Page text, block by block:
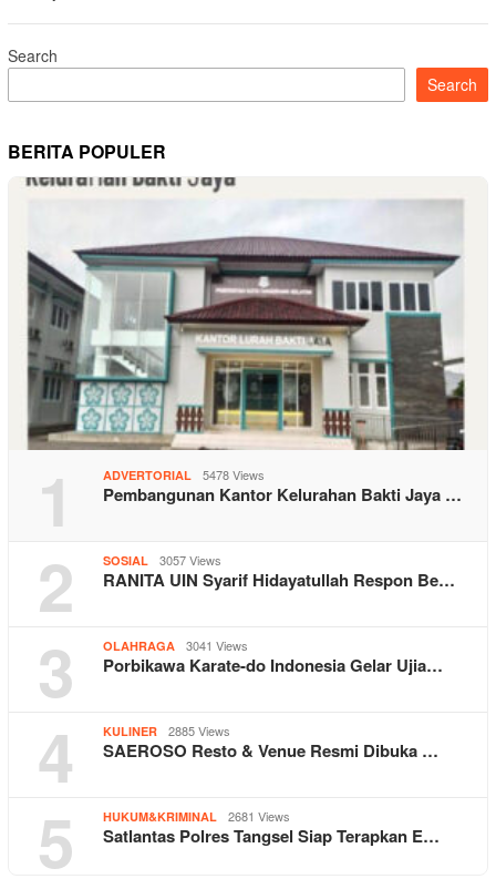
Search
Search
BERITA POPULER
1 ADVERTORIAL 5478 Views
Pembangunan Kantor Kelurahan Bakti Jaya …
2 SOSIAL 3057 Views
RANITA UIN Syarif Hidayatullah Respon Be…
3 OLAHRAGA 3041 Views
Porbikawa Karate-do Indonesia Gelar Ujia…
4 KULINER 2885 Views
SAEROSO Resto & Venue Resmi Dibuka …
5 HUKUM&KRIMINAL 2681 Views
Satlantas Polres Tangsel Siap Terapkan E…